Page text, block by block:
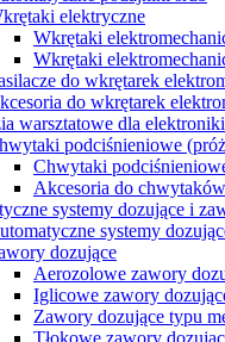
elektryczne
Wkrętaki
Wkrętaki
do wkrętarek
do wkrętarek
warsztatowe dla elektroniki
podciśnieniowe
Chwytaki
Akcesoria do
systemy dozujące i
systemy
dozujące
Aerozolowe zawory
Iglicowe zawory
Zawory dozujące typu
Tłokowe zawory